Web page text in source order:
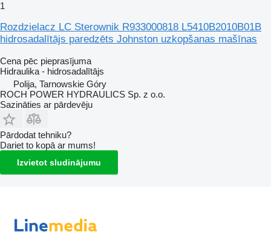
1
Rozdzielacz LC Sterownik R933000818 L5410B2010B01B
hidrosadalītājs paredzēts Johnston uzkopšanas mašīnas
Cena pēc pieprasījuma
Hidraulika - hidrosadalītājs
Polija, Tarnowskie Góry
ROCH POWER HYDRAULICS Sp. z o.o.
Sazināties ar pārdevēju
Pārdodat tehniku?
Dariet to kopā ar mums!
Izvietot sludinājumu